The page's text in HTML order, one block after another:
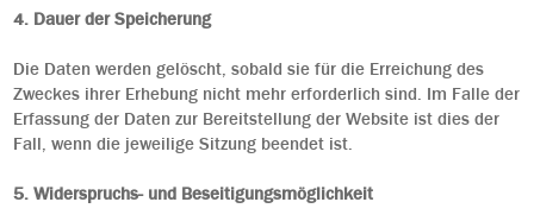
4. Dauer der Speicherung
Die Daten werden gelöscht, sobald sie für die Erreichung des
Zweckes ihrer Erhebung nicht mehr erforderlich sind. Im Falle der
Erfassung der Daten zur Bereitstellung der Website ist dies der
Fall, wenn die jeweilige Sitzung beendet ist.
5. Widerspruchs- und Beseitigungsmöglichkeit